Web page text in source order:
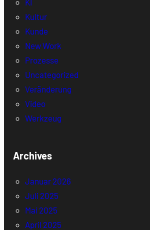
Kultur
Kunde
New Work
Prozesse
Uncategorized
Veränderung
Video
Werkzeug
Archives
Januar 2026
Juli 2025
Mai 2025
April 2025